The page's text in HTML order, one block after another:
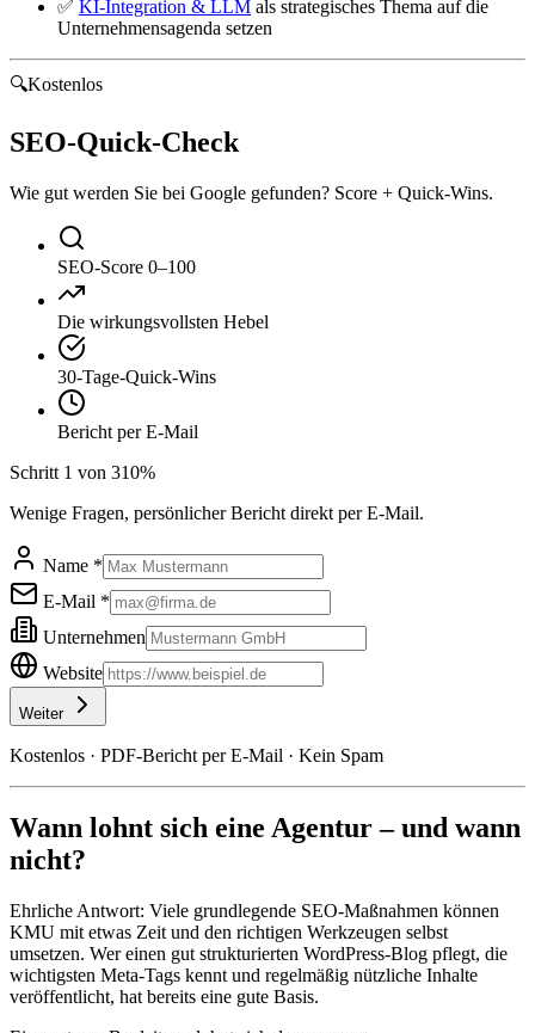
✅ KI-Integration & LLM als strategisches Thema auf die
Unternehmensagenda setzen
🔍Kostenlos
SEO-Quick-Check
Wie gut werden Sie bei Google gefunden? Score + Quick-Wins.
SEO-Score 0–100
Die wirkungsvollsten Hebel
30-Tage-Quick-Wins
Bericht per E-Mail
Schritt 1 von 310%
Wenige Fragen, persönlicher Bericht direkt per E-Mail.
Name *
E-Mail *
Unternehmen
Website
Weiter
Kostenlos · PDF-Bericht per E-Mail · Kein Spam
Wann lohnt sich eine Agentur – und wann
nicht?
Ehrliche Antwort: Viele grundlegende SEO-Maßnahmen können
KMU mit etwas Zeit und den richtigen Werkzeugen selbst
umsetzen. Wer einen gut strukturierten WordPress-Blog pflegt, die
wichtigsten Meta-Tags kennt und regelmäßig nützliche Inhalte
veröffentlicht, hat bereits eine gute Basis.